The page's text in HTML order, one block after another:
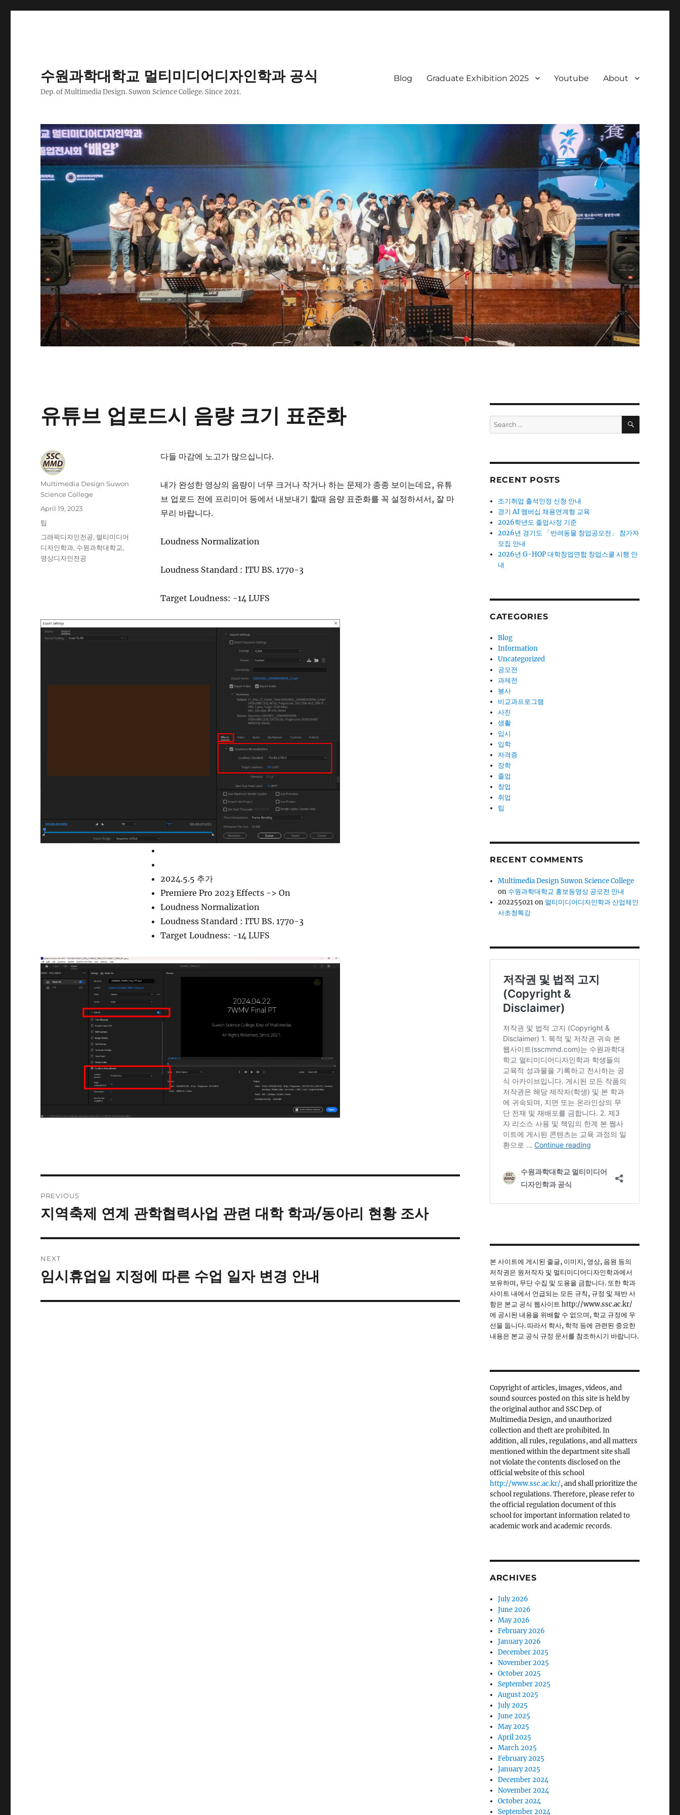
수원과학대학교 멀티미디어디자인학과 공식
Dep. of Multimedia Design. Suwon Science College. Since 2021.
Blog Graduate Exhibition 2025 Youtube About
유튜브 업로드시 음량 크기 표준화
다들 마감에 노고가 많으십니다.
내가 완성한 영상의 음량이 너무 크거나 작거나 하는 문제가 종종 보이는데요, 유튜
브 업로드 전에 프리미어 등에서 내보내기 할때 음량 표준화를 꼭 설정하셔서, 잘 마
무리 바랍니다.
Loudness Normalization
Loudness Standard : ITU BS. 1770-3
Target Loudness: -14 LUFS
2024.5.5 추가
Premiere Pro 2023 Effects -> On
Loudness Normalization
Loudness Standard : ITU BS. 1770-3
Target Loudness: -14 LUFS
Author
Multimedia Design Suwon
Science College
Posted
on
April 19, 2023
Categories
팁
Tags
그래픽디자인전공, 멀티미디어
디자인학과, 수원과학대학교,
영상디자인전공
navigation
PREVIOUS
Previous
지역축제 연계 관학협력사업 관련 대학 학과/동아리 현황 조사
NEXT
Next
임시휴업일 지정에 따른 수업 일자 변경 안내
Search
for:
SEARCH
RECENT POSTS
조기취업 출석인정 신청 안내
경기 AI 멤버십 채용연계형 교육
2026학년도 졸업사정 기준
2026년 경기도 「반려동물 창업공모전」 참가자
모집 안내
2026년 G-HOP 대학창업연합 창업스쿨 시행 안
내
CATEGORIES
Blog
Information
Uncategorized
공모전
과제전
봉사
비교과프로그램
사진
생활
입시
입학
자격증
장학
졸업
창업
취업
팁
RECENT COMMENTS
Multimedia Design Suwon Science College
on 수원과학대학교 홍보동영상 공모전 안내
202255021on 멀티미디어디자인학과 산업체인
사초청특강
본 사이트에 게시된 줄글, 이미지, 영상, 음원 등의
저작권은 원저작자 및 멀티미디어디자인학과에서
보유하며, 무단 수집 및 도용을 금합니다. 또한 학과
사이트 내에서 언급되는 모든 규칙, 규정 및 제반 사
항은 본교 공식 웹사이트 http://www.ssc.ac.kr/
에 공시된 내용을 위배할 수 없으며, 학교 규정에 우
선을 둡니다. 따라서 학사, 학적 등에 관련된 중요한
내용은 본교 공식 규정 문서를 참조하시기 바랍니다.
Copyright of articles, images, videos, and
sound sources posted on this site is held by
the original author and SSC Dep. of
Multimedia Design, and unauthorized
collection and theft are prohibited. In
addition, all rules, regulations, and all matters
mentioned within the department site shall
not violate the contents disclosed on the
official website of this school
http://www.ssc.ac.kr/, and shall prioritize the
school regulations. Therefore, please refer to
the official regulation document of this
school for important information related to
academic work and academic records.
ARCHIVES
July 2026
June 2026
May 2026
February 2026
January 2026
December 2025
November 2025
October 2025
September 2025
August 2025
July 2025
June 2025
May 2025
April 2025
March 2025
February 2025
January 2025
December 2024
November 2024
October 2024
September 2024